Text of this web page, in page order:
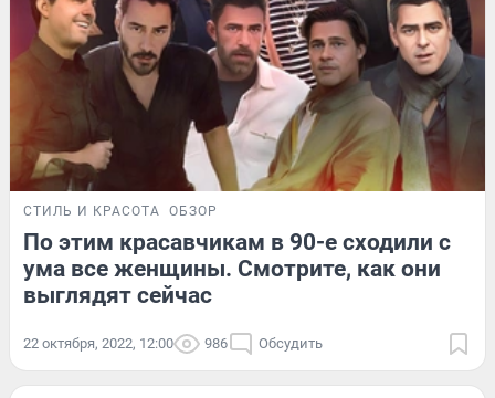
СТИЛЬ И КРАСОТА ОБЗОР
По этим красавчикам в 90-е сходили с
ума все женщины. Смотрите, как они
выглядят сейчас
22 октября, 2022, 12:00 986 Обсудить